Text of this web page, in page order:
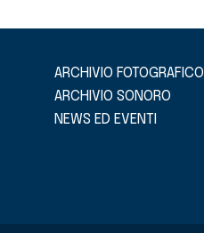
ARCHIVIO FOTOGRAFICO
ARCHIVIO SONORO
NEWS ED EVENTI